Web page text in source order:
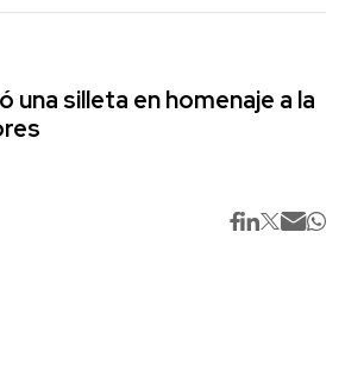
una silleta en homenaje a la